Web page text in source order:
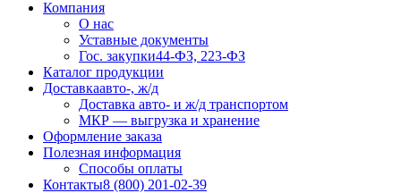
Компания
О нас
Уставные документы
Гос. закупки44-ФЗ, 223-ФЗ
Каталог продукции
Доставкаавто-, ж/д
Доставка авто- и ж/д транспортом
МКР — выгрузка и хранение
Оформление заказа
Полезная информация
Способы оплаты
Контакты8 (800) 201-02-39